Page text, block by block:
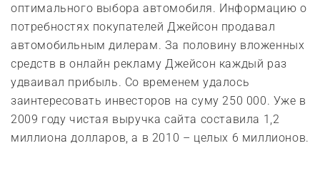
оптимального выбора автомобиля. Информацию о
потребностях покупателей Джейсон продавал
автомобильным дилерам. За половину вложенных
средств в онлайн рекламу Джейсон каждый раз
удваивал прибыль. Со временем удалось
заинтересовать инвесторов на суму 250 000. Уже в
2009 году чистая выручка сайта составила 1,2
миллиона долларов, а в 2010 – целых 6 миллионов.